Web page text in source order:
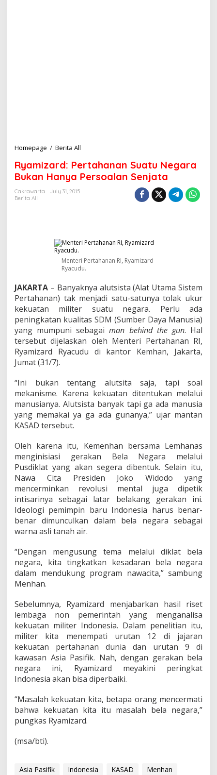
Homepage / Berita All
a
m
i
e
t
a
a
n
S
u
a
t
u
g
a
r
a
a
n
H
a
n
y
a
e
r
s
a
l
a
n
n
a
t
a
Ryamizard: Pertahanan Suatu Negara
Bukan Hanya Persoalan Senjata
Cakrawarta
July 31, 2015
Berita All
Menteri Pertahanan RI, Ryamizard
Ryacudu.
JAKARTA – Banyaknya alutsista (Alat Utama Sistem
Pertahanan) tak menjadi satu-satunya tolak ukur
kekuatan militer suatu negara. Perlu ada
peningkatan kualitas SDM (Sumber Daya Manusia)
yang mumpuni sebagaiman behind the gun. Hal
tersebut dijelaskan oleh Menteri Pertahanan RI,
Ryamizard Ryacudu di kantor Kemhan, Jakarta,
Jumat (31/7).
“Ini bukan tentang alutsita saja, tapi soal
mekanisme. Karena kekuatan ditentukan melalui
manusianya. Alutsista banyak tapi ga ada manusia
yang memakai ya ga ada gunanya,” ujar mantan
KASAD tersebut.
Oleh karena itu, Kemenhan bersama Lemhanas
menginisiasi gerakan Bela Negara melalui
Pusdiklat yang akan segera dibentuk. Selain itu,
Nawa Cita Presiden Joko Widodo yang
mencerminkan revolusi mental juga dipetik
intisarinya sebagai latar belakang gerakan ini.
Ideologi pemimpin baru Indonesia harus benar-
benar dimunculkan dalam bela negara sebagai
warna asli tanah air.
“Dengan mengusung tema melalui diklat bela
negara, kita tingkatkan kesadaran bela negara
dalam mendukung program nawacita,” sambung
Menhan.
Sebelumnya, Ryamizard menjabarkan hasil riset
lembaga non pemerintah yang menganalisa
kekuatan militer Indonesia. Dalam penelitian itu,
militer kita menempati urutan 12 di jajaran
kekuatan pertahanan dunia dan urutan 9 di
kawasan Asia Pasifik. Nah, dengan gerakan bela
negara ini, Ryamizard meyakini peringkat
Indonesia akan bisa diperbaiki.
“Masalah kekuatan kita, betapa orang mencermati
bahwa kekuatan kita itu masalah bela negara,”
pungkas Ryamizard.
(msa/bti).
Asia Pasifik Indonesia KASAD
Menhan